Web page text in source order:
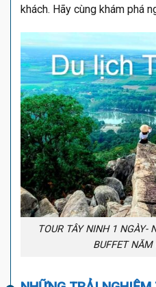
khách. Hãy cùng khám phá
TOUR TÂY NINH 1 NGÀY-
BUFFET NĂM